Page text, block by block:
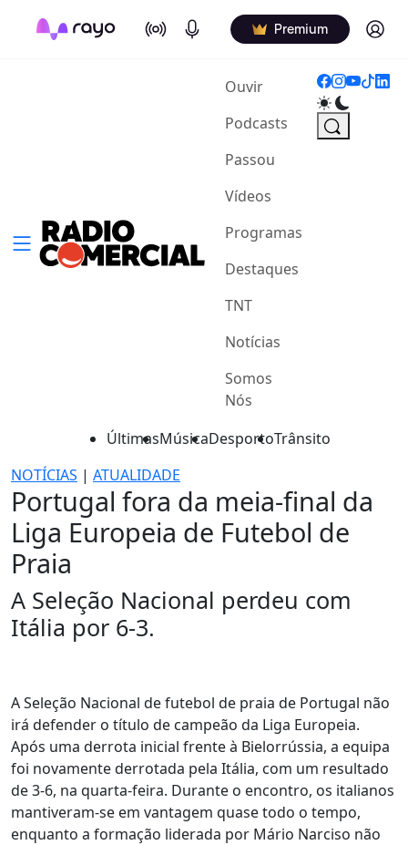
On Air Podcasts Premium Log in
Ouvir(current)
Podcasts
Passou
Vídeos
Programas
Destaques
TNT
Notícias
Somos
Nós
ÚltimasMúsicaDesportoTrânsito
NOTÍCIAS | ATUALIDADE
Portugal fora da meia-final da
Liga Europeia de Futebol de
Praia
A Seleção Nacional perdeu com
Itália por 6-3.
A Seleção Nacional de futebol de praia de Portugal não
irá defender o título de campeão da Liga Europeia.
Após uma derrota inicial frente à Bielorrússia, a equipa
foi novamente derrotada pela Itália, com um resultado
de 3-6, na quarta-feira. Durante o encontro, os italianos
mantiveram-se em vantagem quase todo o tempo,
enquanto a formação liderada por Mário Narciso não